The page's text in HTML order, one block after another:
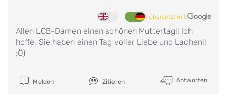
übersetzt mit
Allen LCB-Damen einen schönen Muttertag!! Ich
hoffe, Sie haben einen Tag voller Liebe und Lachen!!
;Ö)
Melden Zitieren Antworten